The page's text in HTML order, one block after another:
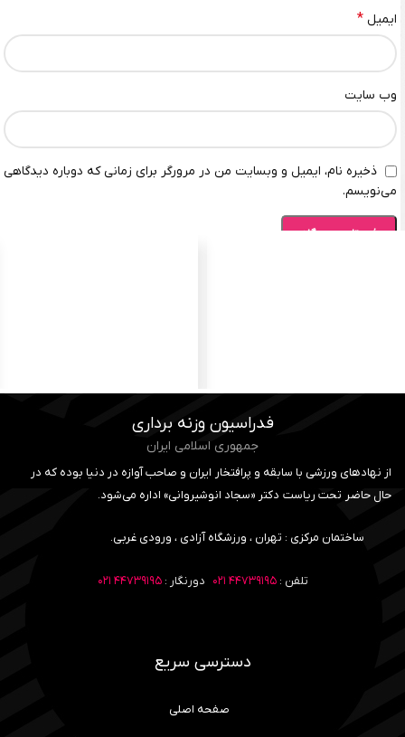
ایمیل *
وب‌ سایت
ذخیره نام، ایمیل و وبسایت من در مرورگر برای زمانی که دوباره دیدگاهی
می‌نویسم.
فدراسیون وزنه برداری
جمهوری اسلامی ایران
از نهادهای ورزشی با سابقه و پرافتخار ایران و صاحب آوازه در دنیا بوده که در
حال حاضر تحت ریاست دکتر «سجاد انوشیروانی» اداره می‌شود.
ساختمان مرکزی : تهران ، ورزشگاه آزادی ، ورودی غربی.
تلفن :۴۴۷۳۹۱۹۵ ۰۲۱ دورنگار :۴۴۷۳۹۱۹۵ ۰۲۱
دسترسی سریع
صفحه اصلی